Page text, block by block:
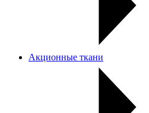
Акционные ткани